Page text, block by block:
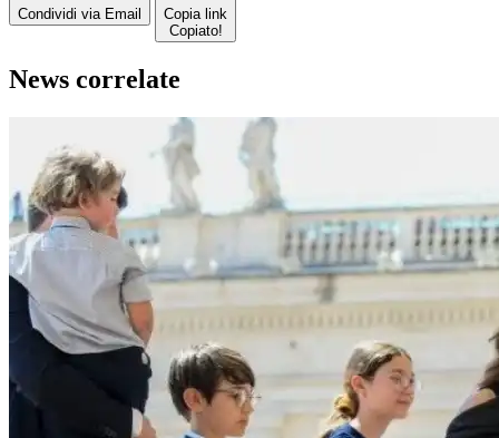
Condividi via Email
Copia link
Copiato!
News correlate